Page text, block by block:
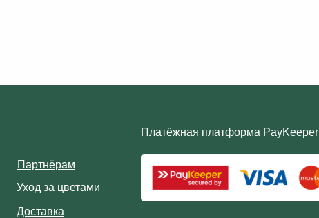
Уход за цветами
Партнёрам
Доставка
Платёжная платформа PayKeeper